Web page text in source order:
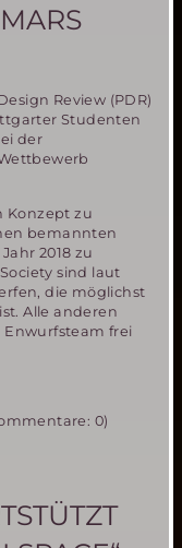
Review (PDR)
Studenten
der
Konzept zu
bemannten
2018 zu
sind laut
die möglichst
Alle anderen
frei
0)